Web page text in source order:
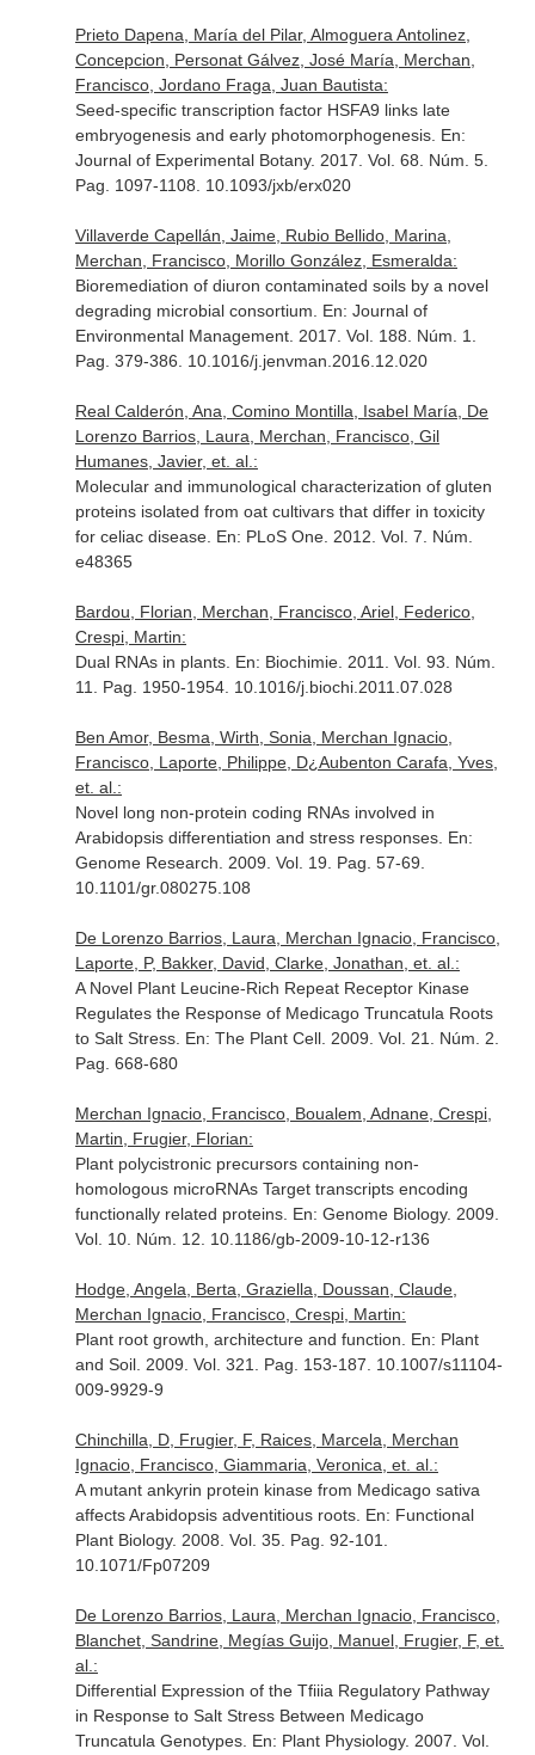
Prieto Dapena, María del Pilar, Almoguera Antolinez,
Concepcion, Personat Gálvez, José María, Merchan,
Francisco, Jordano Fraga, Juan Bautista:
Seed-specific transcription factor HSFA9 links late
embryogenesis and early photomorphogenesis. En:
Journal of Experimental Botany. 2017. Vol. 68. Núm. 5.
Pag. 1097-1108. 10.1093/jxb/erx020
Villaverde Capellán, Jaime, Rubio Bellido, Marina,
Merchan, Francisco, Morillo González, Esmeralda:
Bioremediation of diuron contaminated soils by a novel
degrading microbial consortium. En: Journal of
Environmental Management. 2017. Vol. 188. Núm. 1.
Pag. 379-386. 10.1016/j.jenvman.2016.12.020
Real Calderón, Ana, Comino Montilla, Isabel María, De
Lorenzo Barrios, Laura, Merchan, Francisco, Gil
Humanes, Javier, et. al.:
Molecular and immunological characterization of gluten
proteins isolated from oat cultivars that differ in toxicity
for celiac disease. En: PLoS One. 2012. Vol. 7. Núm.
e48365
Bardou, Florian, Merchan, Francisco, Ariel, Federico,
Crespi, Martin:
Dual RNAs in plants. En: Biochimie. 2011. Vol. 93. Núm.
11. Pag. 1950-1954. 10.1016/j.biochi.2011.07.028
Ben Amor, Besma, Wirth, Sonia, Merchan Ignacio,
Francisco, Laporte, Philippe, D¿Aubenton Carafa, Yves,
et. al.:
Novel long non-protein coding RNAs involved in
Arabidopsis differentiation and stress responses. En:
Genome Research . 2009. Vol. 19. Pag. 57-69.
10.1101/gr.080275.108
De Lorenzo Barrios, Laura, Merchan Ignacio, Francisco,
Laporte, P, Bakker, David, Clarke, Jonathan, et. al.:
A Novel Plant Leucine-Rich Repeat Receptor Kinase
Regulates the Response of Medicago Truncatula Roots
to Salt Stress. En: The Plant Cell. 2009. Vol. 21. Núm. 2.
Pag. 668-680
Merchan Ignacio, Francisco, Boualem, Adnane, Crespi,
Martin, Frugier, Florian:
Plant polycistronic precursors containing non-
homologous microRNAs Target transcripts encoding
functionally related proteins. En: Genome Biology. 2009.
Vol. 10. Núm. 12. 10.1186/gb-2009-10-12-r136
Hodge, Angela, Berta, Graziella, Doussan, Claude,
Merchan Ignacio, Francisco, Crespi, Martin:
Plant root growth, architecture and function. En: Plant
and Soil. 2009. Vol. 321. Pag. 153-187. 10.1007/s11104-
009-9929-9
Chinchilla, D, Frugier, F, Raices, Marcela, Merchan
Ignacio, Francisco, Giammaria, Veronica, et. al.:
A mutant ankyrin protein kinase from Medicago sativa
affects Arabidopsis adventitious roots. En: Functional
Plant Biology. 2008. Vol. 35. Pag. 92-101.
10.1071/Fp07209
De Lorenzo Barrios, Laura, Merchan Ignacio, Francisco,
Blanchet, Sandrine, Megías Guijo, Manuel, Frugier, F, et.
al.:
Differential Expression of the Tfiiia Regulatory Pathway
in Response to Salt Stress Between Medicago
Truncatula Genotypes. En: Plant Physiology. 2007. Vol.